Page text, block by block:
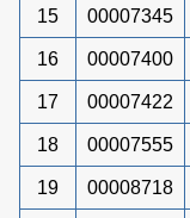
15 00007345
16 00007400
17 00007422
18 00007555
19 00008718